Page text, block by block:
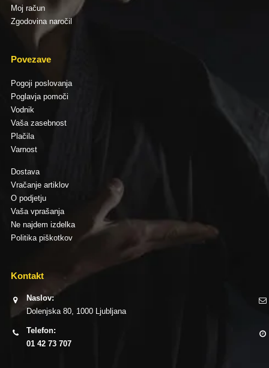
Moj račun
Zgodovina naročil
Povezave
Pogoji poslovanja
Poglavja pomoči
Vodnik
Vaša zasebnost
Plačila
Varnost
Dostava
Vračanje artiklov
O podjetju
Vaša vprašanja
Ne najdem izdelka
Politika piškotkov
Kontakt
Naslov:
Dolenjska 80, 1000 Ljubljana
Telefon:
01 42 73 707